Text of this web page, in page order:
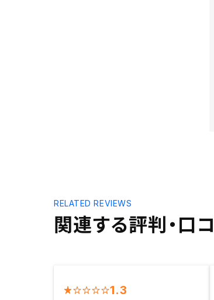
関連する評判・口
RELATED REVIEWS
1.3